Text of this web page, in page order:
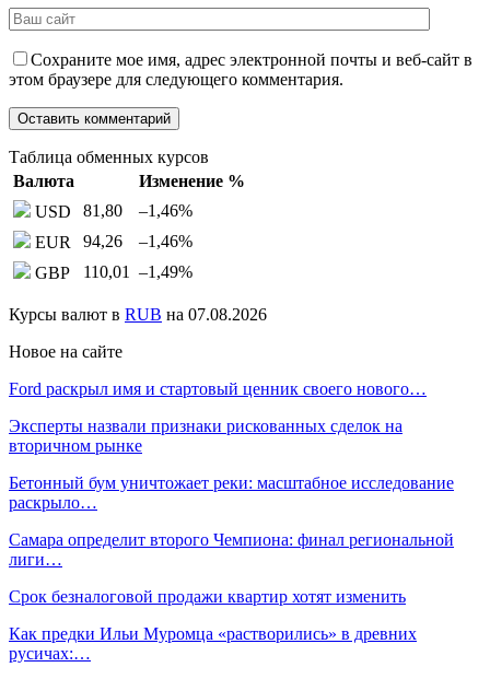
Сохраните мое имя, адрес электронной почты и веб-сайт в
этом браузере для следующего комментария.
Таблица обменных курсов
Валюта
Изменение %
USD
81,80 –1,46%
EUR
94,26 –1,46%
GBP
110,01 –1,49%
Курсы валют в RUB на 07.08.2026
Новое на сайте
Ford раскрыл имя и стартовый ценник своего нового…
Эксперты назвали признаки рискованных сделок на
вторичном рынке
Бетонный бум уничтожает реки: масштабное исследование
раскрыло…
Самара определит второго Чемпиона: финал региональной
лиги…
Срок безналоговой продажи квартир хотят изменить
Как предки Ильи Муромца «растворились» в древних
русичах:…